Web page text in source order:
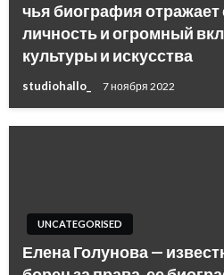
чья биография отражает
личность и огромный
культуры и искусства
studiohallo_ 7 ноября 2022
UNCATEGORISED
Елена Голунова —